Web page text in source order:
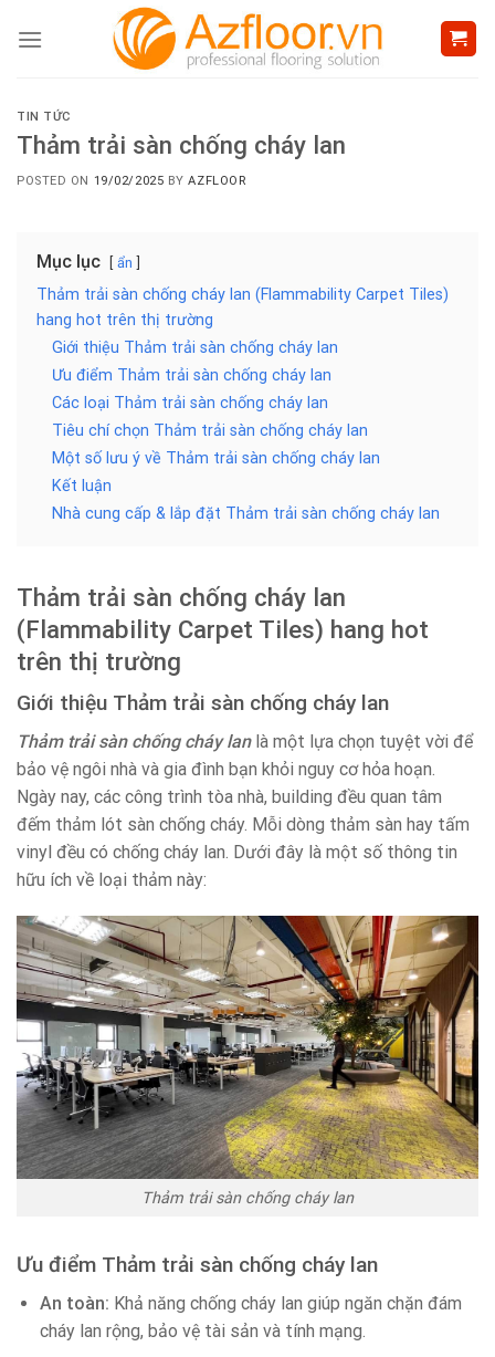
TIN TỨC
Thảm trải sàn chống cháy lan
POSTED ON 19/02/2025 BYAZFLOOR
Mục lục ẩn
Thảm trải sàn chống cháy lan (Flammability Carpet Tiles)
hang hot trên thị trường
Giới thiệu Thảm trải sàn chống cháy lan
Ưu điểm Thảm trải sàn chống cháy lan
Các loại Thảm trải sàn chống cháy lan
Tiêu chí chọn Thảm trải sàn chống cháy lan
Một số lưu ý về Thảm trải sàn chống cháy lan
Kết luận
Nhà cung cấp & lắp đặt Thảm trải sàn chống cháy lan
Thảm trải sàn chống cháy lan
(Flammability Carpet Tiles) hang hot
trên thị trường
Giới thiệu Thảm trải sàn chống cháy lan
Thảm trải sàn chống cháy lanlà một lựa chọn tuyệt vời để
bảo vệ ngôi nhà và gia đình bạn khỏi nguy cơ hỏa hoạn.
Ngày nay, các công trình tòa nhà, building đều quan tâm
đếm thảm lót sàn chống cháy. Mỗi dòng thảm sàn hay tấm
vinyl đều có chống cháy lan. Dưới đây là một số thông tin
hữu ích về loại thảm này:
Thảm trải sàn chống cháy lan
Ưu điểm Thảm trải sàn chống cháy lan
An toàn: Khả năng chống cháy lan giúp ngăn chặn đám
cháy lan rộng, bảo vệ tài sản và tính mạng.